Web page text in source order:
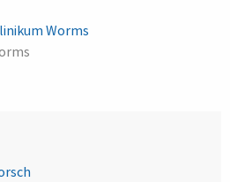
Worms